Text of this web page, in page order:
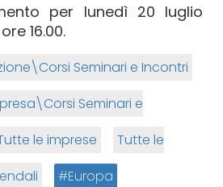
per lunedì 20 luglio
16.00.
Seminari e Incontri
Seminari e
le imprese
Tutte le
Europa